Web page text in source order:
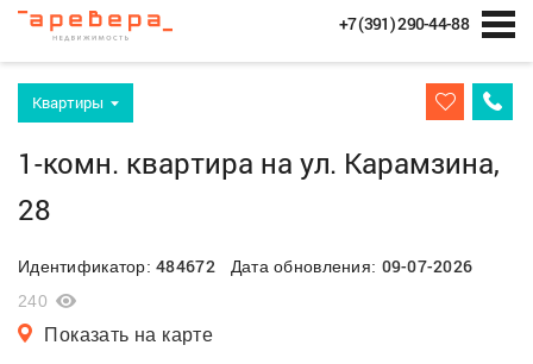
+7 (391) 290-44-88
Квартиры
1-комн. квартира на ул. Карамзина,
28
Идентификатор:484672Дата обновления: 09-07-2026
240
Показать на карте